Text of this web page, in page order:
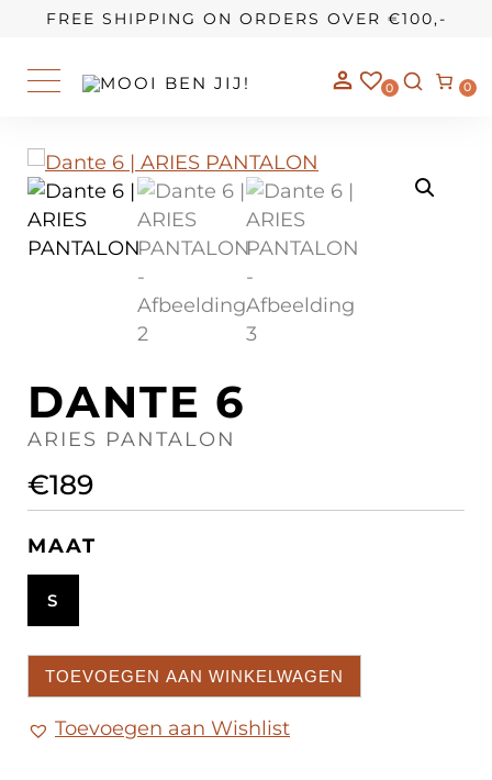
FREE SHIPPING ON ORDERS OVER €100,-
0 0
OUR STORY
DANTE 6
ARIES PANTALON
€189
MAAT
S
TOEVOEGEN AAN WINKELWAGEN
Toevoegen aan Wishlist